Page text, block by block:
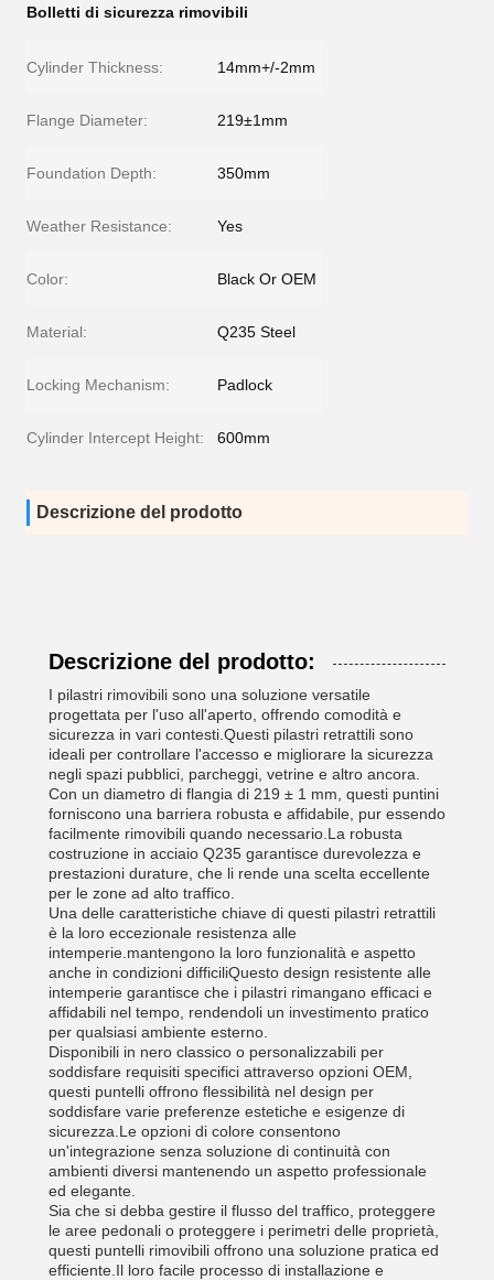
Bolletti di sicurezza rimovibili
Cylinder Thickness: 14mm+/-2mm
Flange Diameter: 219±1mm
Foundation Depth: 350mm
Weather Resistance: Yes
Color: Black Or OEM
Material: Q235 Steel
Locking Mechanism: Padlock
Cylinder Intercept Height: 600mm
Descrizione del prodotto
Descrizione del prodotto:
I pilastri rimovibili sono una soluzione versatile
progettata per l'uso all'aperto, offrendo comodità e
sicurezza in vari contesti.Questi pilastri retrattili sono
ideali per controllare l'accesso e migliorare la sicurezza
negli spazi pubblici, parcheggi, vetrine e altro ancora.
Con un diametro di flangia di 219 ± 1 mm, questi puntini
forniscono una barriera robusta e affidabile, pur essendo
facilmente rimovibili quando necessario.La robusta
costruzione in acciaio Q235 garantisce durevolezza e
prestazioni durature, che li rende una scelta eccellente
per le zone ad alto traffico.
Una delle caratteristiche chiave di questi pilastri retrattili
è la loro eccezionale resistenza alle
intemperie.mantengono la loro funzionalità e aspetto
anche in condizioni difficiliQuesto design resistente alle
intemperie garantisce che i pilastri rimangano efficaci e
affidabili nel tempo, rendendoli un investimento pratico
per qualsiasi ambiente esterno.
Disponibili in nero classico o personalizzabili per
soddisfare requisiti specifici attraverso opzioni OEM,
questi puntelli offrono flessibilità nel design per
soddisfare varie preferenze estetiche e esigenze di
sicurezza.Le opzioni di colore consentono
un'integrazione senza soluzione di continuità con
ambienti diversi mantenendo un aspetto professionale
ed elegante.
Sia che si debba gestire il flusso del traffico, proteggere
le aree pedonali o proteggere i perimetri delle proprietà,
questi puntelli rimovibili offrono una soluzione pratica ed
efficiente.Il loro facile processo di installazione e